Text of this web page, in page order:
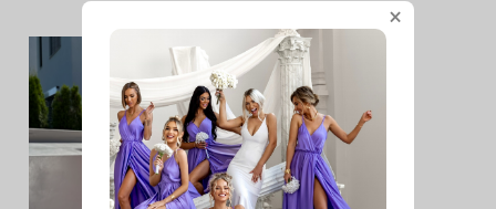
n
i
e
p
V
ý
p
i
s
×